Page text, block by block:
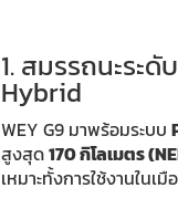
1. สมรรถนะระ
Hybrid
WEY G9 มาพร้อมระบบ
สูงสุด170 กิโลเมตร
เหมาะทั้งการใช้งานในเ